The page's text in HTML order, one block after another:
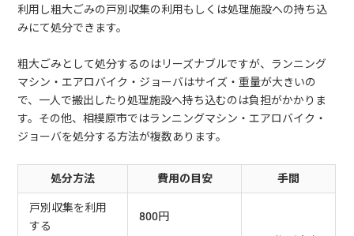
利用し粗大ごみの戸別収集の利用もしくは処理施設への持ち込
みにて処分できます。
粗大ごみとして処分するのはリーズナブルですが、ランニング
マシン・エアロバイク・ジョーバはサイズ・重量が大きいの
で、一人で搬出したり処理施設へ持ち込むのは負担がかかりま
す。その他、相模原市ではランニングマシン・エアロバイク・
ジョーバを処分する方法が複数あります。
処分方法 費用の目安
手間
戸別収集を利用
する
800円